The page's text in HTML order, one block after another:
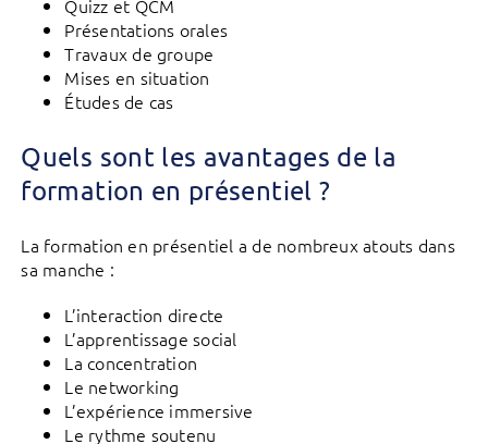
Quizz et QCM
Présentations orales
Travaux de groupe
Mises en situation
Études de cas
Quels sont les avantages de la
formation en présentiel ?
La formation en présentiel a de nombreux atouts dans
sa manche :
L’interaction directe
L’apprentissage social
La concentration
Le networking
L’expérience immersive
Le rythme soutenu